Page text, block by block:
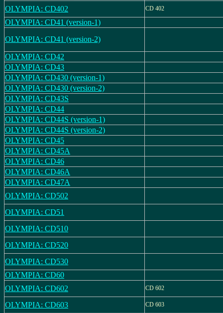
OLYMPIA: CD402
CD 402
OLYMPIA: CD41 (version-1)
OLYMPIA: CD41 (version-2)
OLYMPIA: CD42
OLYMPIA: CD43
OLYMPIA: CD430 (version-1)
OLYMPIA: CD430 (version-2)
OLYMPIA: CD43S
OLYMPIA: CD44
OLYMPIA: CD44S (version-1)
OLYMPIA: CD44S (version-2)
OLYMPIA: CD45
OLYMPIA: CD45A
OLYMPIA: CD46
OLYMPIA: CD46A
OLYMPIA: CD47A
OLYMPIA: CD502
OLYMPIA: CD51
OLYMPIA: CD510
OLYMPIA: CD520
OLYMPIA: CD530
OLYMPIA: CD60
OLYMPIA: CD602
CD 602
OLYMPIA: CD603 CD 603